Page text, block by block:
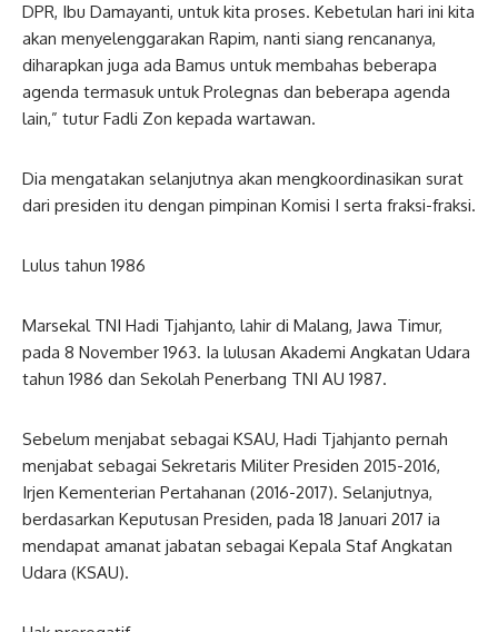
DPR, Ibu Damayanti, untuk kita proses. Kebetulan hari ini kita
akan menyelenggarakan Rapim, nanti siang rencananya,
diharapkan juga ada Bamus untuk membahas beberapa
agenda termasuk untuk Prolegnas dan beberapa agenda
lain,” tutur Fadli Zon kepada wartawan.
Dia mengatakan selanjutnya akan mengkoordinasikan surat
dari presiden itu dengan pimpinan Komisi I serta fraksi-fraksi.
Lulus tahun 1986
Marsekal TNI Hadi Tjahjanto, lahir di Malang, Jawa Timur,
pada 8 November 1963. Ia lulusan Akademi Angkatan Udara
tahun 1986 dan Sekolah Penerbang TNI AU 1987.
Sebelum menjabat sebagai KSAU, Hadi Tjahjanto pernah
menjabat sebagai Sekretaris Militer Presiden 2015-2016,
Irjen Kementerian Pertahanan (2016-2017). Selanjutnya,
berdasarkan Keputusan Presiden, pada 18 Januari 2017 ia
mendapat amanat jabatan sebagai Kepala Staf Angkatan
Udara (KSAU).